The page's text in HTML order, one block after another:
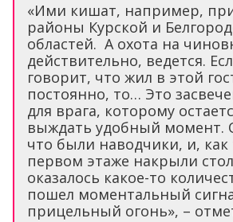
«Ими кишат, например,
районы Курской и
областей. А охота на
действительно, ведется.
говорит, что жил в этой
постоянно, то… Это
для врага, которому
выждать удобный момент.
что были наводчики, и, как
первом этаже накрыли
оказалось какое-то
пошел моментальный
прицельный огонь», –